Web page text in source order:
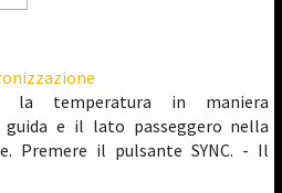
la temperatura in maniera
e il lato passeggero nella
Premere il pulsante SYNC. - Il